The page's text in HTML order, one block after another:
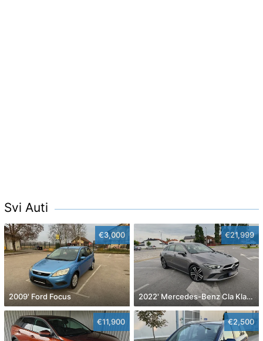
Svi Auti
€3,000
2009' Ford Focus
€21,999
2022' Mercedes-Benz Cla Klasa Cla 180
€11,900 €2,500